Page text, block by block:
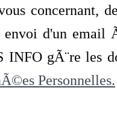
concernant,
envoi d'un
INFO gÃ¨re les
Personnelles.